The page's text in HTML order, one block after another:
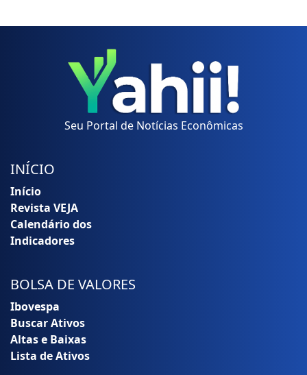
Seu Portal de Notícias Econômicas
INÍCIO
Início
Revista VEJA
Calendário dos
Indicadores
BOLSA DE VALORES
Ibovespa
Buscar Ativos
Altas e Baixas
Lista de Ativos